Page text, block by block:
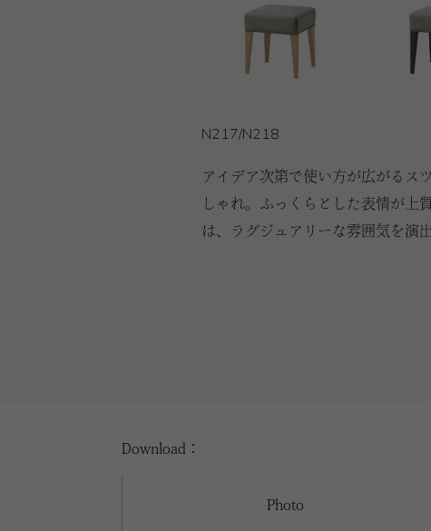
N217/N218
アイデア次第で使い方が広がるス
しゃれ。ふっくらとした表情が上
は、ラグジュアリーな雰囲気を演
Download：
Photo